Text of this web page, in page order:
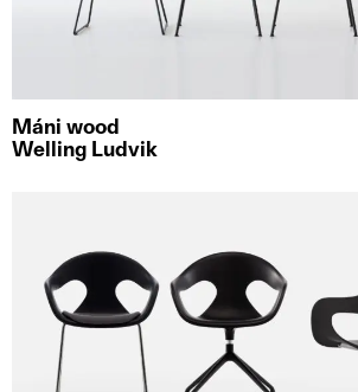
Máni wood
Welling Ludvik